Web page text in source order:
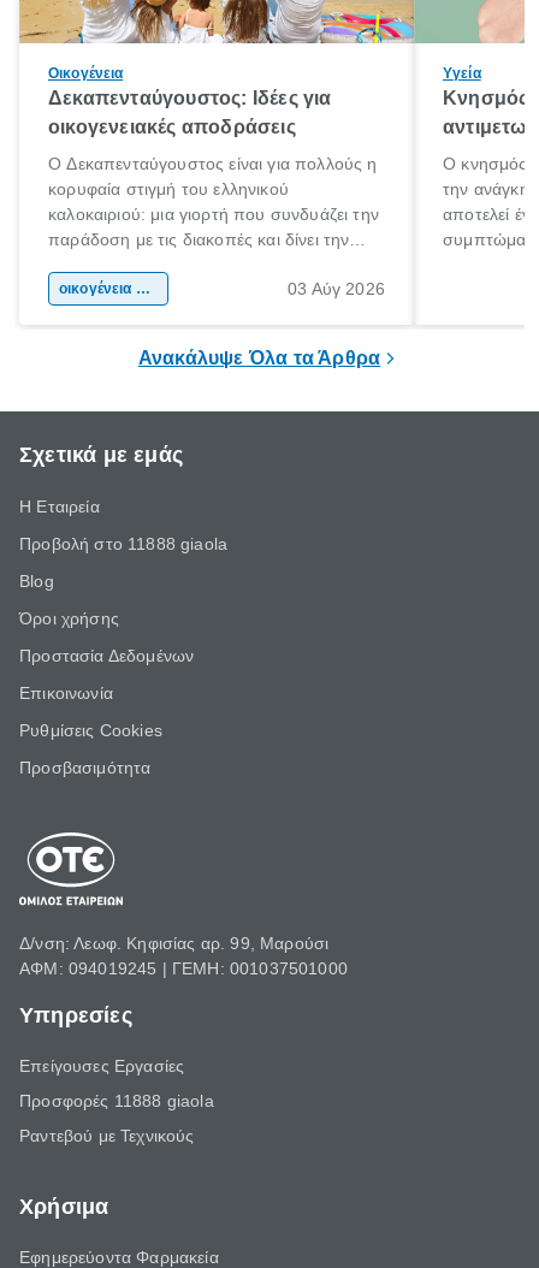
Οικογένεια
Δεκαπενταύγουστος: Ιδέες για
οικογενειακές αποδράσεις
Ο Δεκαπενταύγουστος είναι για πολλούς η
κορυφαία στιγμή του ελληνικού
καλοκαιριού: μια γιορτή που συνδυάζει την
παράδοση με τις διακοπές και δίνει την
χώρας. Είτε πρόκειται για λίγες μέρες
οικογένεια & παιδί 03 Αύγ 2026
Υγεία
Κνησμός:
Ο κνησμός
την ανάγκη
αποτελεί
Ανακάλυψε Όλα τα Άρθρα
Σχετικά με εμάς
Η Εταιρεία
Προβολή στο 11888 giaola
Blog
Όροι χρήσης
Προστασία Δεδομένων
Επικοινωνία
Ρυθμίσεις Cookies
Προσβασιμότητα
Δ/νση: Λεωφ. Κηφισίας αρ. 99, Μαρούσι
ΑΦΜ: 094019245 | ΓΕΜΗ: 001037501000
Υπηρεσίες
Επείγουσες Εργασίες
Προσφορές 11888 giaola
Ραντεβού με Τεχνικούς
Χρήσιμα
Εφημερεύοντα Φαρμακεία